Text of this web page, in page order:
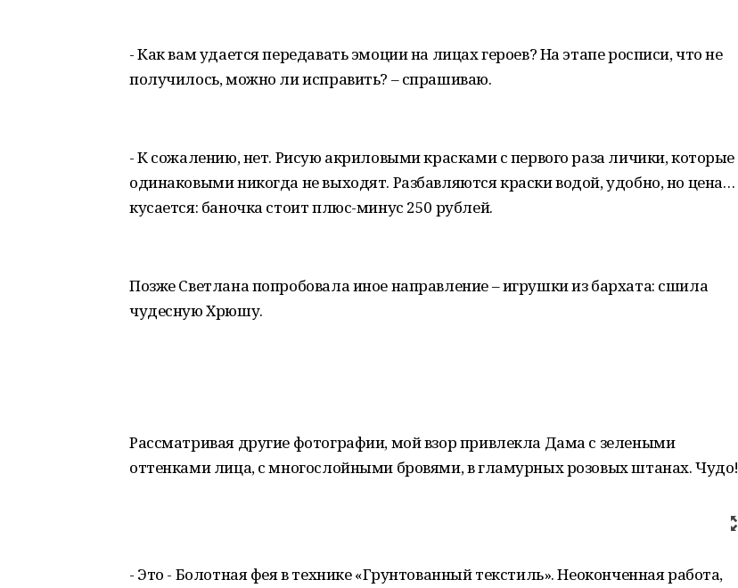
- Как вам удается передавать эмоции на лицах героев? На этапе росписи, что не
получилось, можно ли исправить? – спрашиваю.
- К сожалению, нет. Рисую акриловыми красками с первого раза личики, которые
одинаковыми никогда не выходят. Разбавляются краски водой, удобно, но цена…
кусается: баночка стоит плюс-минус 250 рублей.
Позже Светлана попробовала иное направление – игрушки из бархата: сшила
чудесную Хрюшу.
Рассматривая другие фотографии, мой взор привлекла Дама с зелеными
оттенками лица, с многослойными бровями, в гламурных розовых штанах. Чудо!
- Это - Болотная фея в технике «Грунтованный текстиль». Неоконченная работа,